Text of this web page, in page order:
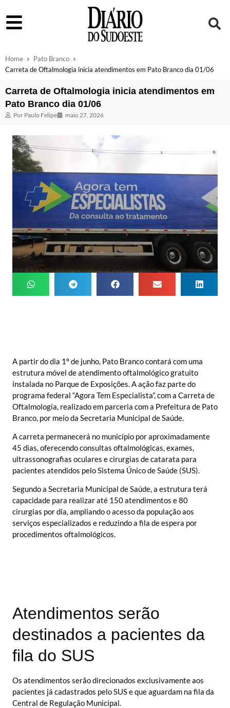
Home
Pato Branco
Carreta de Oftalmologia inicia atendimentos em Pato Branco dia 01/06
Carreta de Oftalmologia inicia atendimentos em
Pato Branco dia 01/06
Por Paulo Felipe maio 27, 2026
A partir do dia 1º de junho, Pato Branco contará com uma
estrutura móvel de atendimento oftalmológico gratuito
instalada no Parque de Exposições. A ação faz parte do
programa federal “Agora Tem Especialista”, com a Carreta de
Oftalmologia, realizado em parceria com a Prefeitura de Pato
Branco, por meio da Secretaria Municipal de Saúde.
A carreta permanecerá no município por aproximadamente
45 dias, oferecendo consultas oftalmológicas, exames,
ultrassonografias oculares e cirurgias de catarata para
pacientes atendidos pelo Sistema Único de Saúde (SUS).
Segundo a Secretaria Municipal de Saúde, a estrutura terá
capacidade para realizar até 150 atendimentos e 80
cirurgias por dia, ampliando o acesso da população aos
serviços especializados e reduzindo a fila de espera por
procedimentos oftalmológicos.
Atendimentos serão
destinados a pacientes da
fila do SUS
Os atendimentos serão direcionados exclusivamente aos
pacientes já cadastrados pelo SUS e que aguardam na fila da
Central de Regulação Municipal.